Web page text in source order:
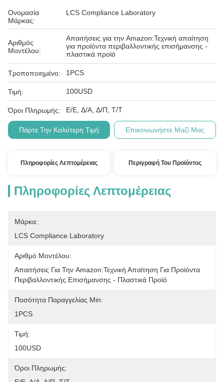
Ονομασία
Μάρκας:
LCS Compliance Laboratory
Αριθμός
Μοντέλου:
Απαιτήσεις για την Amazon:Τεχνική απαίτηση
για προϊόντα περιβαλλοντικής επισήμανσης -
πλαστικά προϊό
Τροποποιημένο: 1PCS
Τιμή: 100USD
Όροι Πληρωμής: Ε/Ε, Δ/Α, Δ/Π, Τ/Τ
Πάρτε Την Καλύτερη Τιμή Επικοινωνήστε Μαζί Μας
Πληροφορίες Λεπτομέρειας Περιγραφή Του Προϊόντος
Πληροφορίες Λεπτομέρειας
Μάρκα:
LCS Compliance Laboratory
Αριθμό Μοντέλου:
Απαιτήσεις Για Την Amazon:Τεχνική Απαίτηση Για Προϊόντα
Περιβαλλοντικής Επισήμανσης - Πλαστικά Προϊό
Ποσότητα Παραγγελίας Min:
1PCS
Τιμή:
100USD
Όροι Πληρωμής: